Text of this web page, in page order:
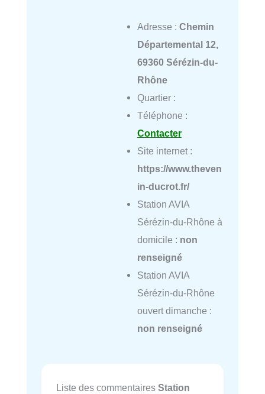
Adresse : Chemin
Départemental 12,
69360 Sérézin-du-
Rhône
Quartier :
Téléphone :
Contacter
Site internet :
https://www.theven
in-ducrot.fr/
Station AVIA
Sérézin-du-Rhône à
domicile : non
renseigné
Station AVIA
Sérézin-du-Rhône
ouvert dimanche :
non renseigné
Liste des commentaires Station